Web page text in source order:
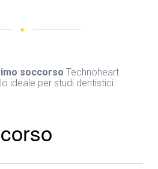
soccorso Technoheart
ideale per studi dentistici.